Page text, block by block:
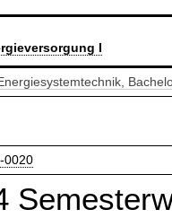
I
0020